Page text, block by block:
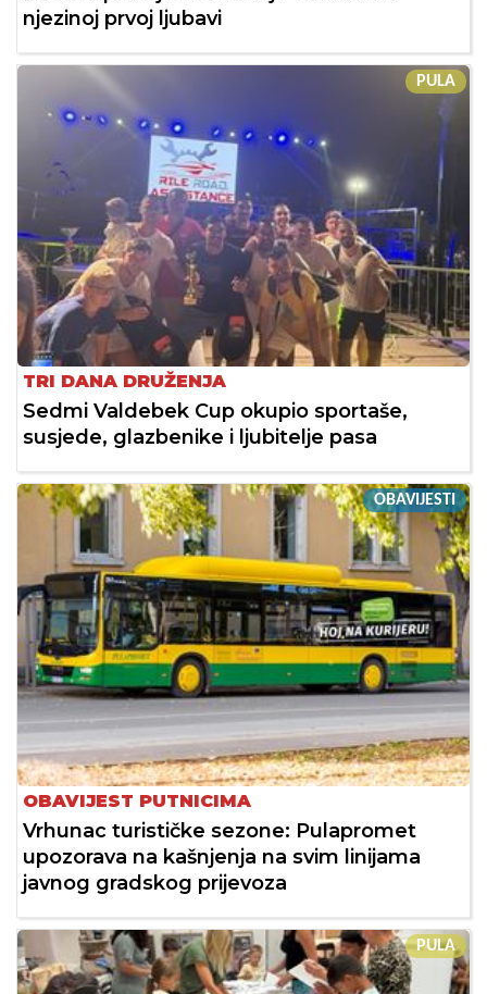
njezinoj prvoj ljubavi
PULA
TRI DANA DRUŽENJA
Sedmi Valdebek Cup okupio sportaše,
susjede, glazbenike i ljubitelje pasa
OBAVIJESTI
OBAVIJEST PUTNICIMA
Vrhunac turističke sezone: Pulapromet
upozorava na kašnjenja na svim linijama
javnog gradskog prijevoza
PULA